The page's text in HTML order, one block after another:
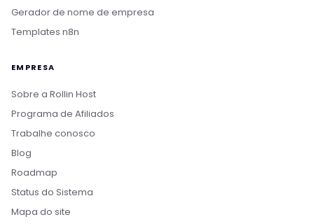
Gerador de nome de empresa
Templates n8n
EMPRESA
Sobre a Rollin Host
Programa de Afiliados
Trabalhe conosco
Blog
Roadmap
Status do Sistema
Mapa do site